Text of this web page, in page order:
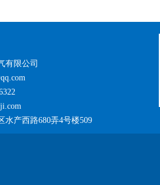
有限公司
水产西路680弄4号楼509